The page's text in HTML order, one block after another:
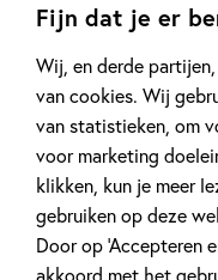
Fijn dat je er
Wij, en derde
van cookies. Wij
van statistieken, om
voor marketing
klikken, kun je meer
gebruiken op deze
Door op ‘Accepteren
akkoord met het
uit. ‘Het heeft geen
de koning van het
op rijm lezen fijn en
Mee rijmen verrijkt
platen maken van het